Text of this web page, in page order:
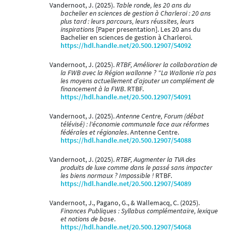
Vandernoot, J. (2025). Table ronde, les 20 ans du
bachelier en sciences de gestion à Charleroi : 20 ans
plus tard : leurs parcours, leurs réussites, leurs
inspirations [Paper presentation]. Les 20 ans du
Bachelier en sciences de gestion à Charleroi.
https://hdl.handle.net/20.500.12907/54092
Vandernoot, J. (2025).RTBF, Améliorer la collaboration de
la FWB avec la Région wallonne ? "La Wallonie n’a pas
les moyens actuellement d’ajouter un complément de
financement à la FWB. RTBF.
https://hdl.handle.net/20.500.12907/54091
Vandernoot, J. (2025).Antenne Centre, Forum (débat
télévisé) : l'économie communale face aux réformes
fédérales et régionales. Antenne Centre.
https://hdl.handle.net/20.500.12907/54088
Vandernoot, J. (2025).RTBF, Augmenter la TVA des
produits de luxe comme dans le passé sans impacter
les biens normaux ? Impossible ! RTBF.
https://hdl.handle.net/20.500.12907/54089
Vandernoot, J., Pagano, G., & Wallemacq, C. (2025).
Finances Publiques : Syllabus complémentaire, lexique
et notions de base.
https://hdl.handle.net/20.500.12907/54068